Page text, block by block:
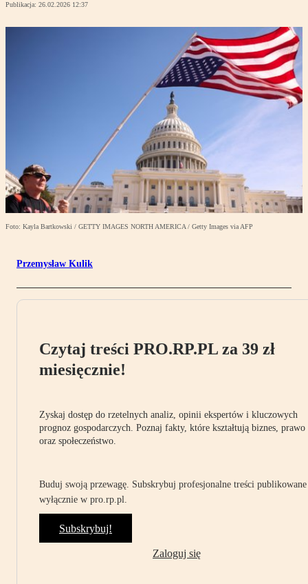
Publikacja: 26.02.2026 12:37
Foto: Kayla Bartkowski / GETTY IMAGES NORTH AMERICA / Getty Images via AFP
Przemysław Kulik
Czytaj treści PRO.RP.PL za 39 zł
miesięcznie!
Zyskaj dostęp do rzetelnych analiz, opinii ekspertów i kluczowych
prognoz gospodarczych. Poznaj fakty, które kształtują biznes, prawo
oraz społeczeństwo.
Buduj swoją przewagę. Subskrybuj profesjonalne treści publikowane
wyłącznie w pro.rp.pl.
Subskrybuj!
Zaloguj się